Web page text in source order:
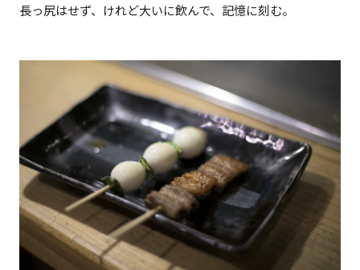
長っ尻はせず、けれど大いに飲んで、記憶に刻む。